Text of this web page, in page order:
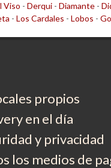
Viso - Derqui - Diamante -
- Los Cardales - Lobos -
propios
en el día
y privacidad
los medios de